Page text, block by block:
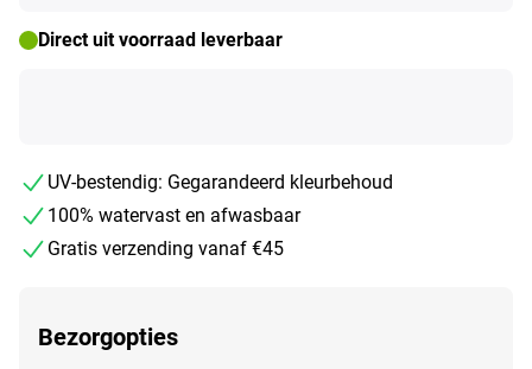
Direct uit voorraad leverbaar
UV-bestendig: Gegarandeerd kleurbehoud
100% watervast en afwasbaar
Gratis verzending vanaf €45
Bezorgopties